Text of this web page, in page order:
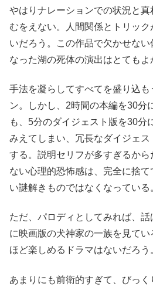
やはりナレーションでの状況と
むをえない。人間関係とトリッ
いだろう。この作品で欠かせな
なった湖の死体の演出はとてもよ
手法を凝らしてすべてを盛り込も
ン。しかし、2時間の本編を30分
も、5分のダイジェスト版を30分
みえてしまい、冗長なダイジェ
する。説明セリフが多すぎるか
ない心理的恐怖感は、完全に捨
い謎解きものではなくなっている
ただ、パロディとしてみれば、
に映画版の犬神家の一族を見て
ほど楽しめるドラマはないだろう
あまりにも前衛的すぎて、びっく